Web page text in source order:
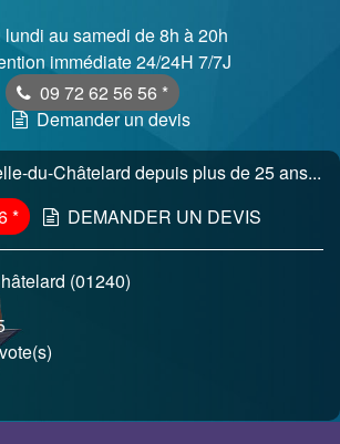
lundi au samedi de 8h à 20h
immédiate 24/24H 7/7J
09 72 62 56 56 *
Demander un devis
du-Châtelard depuis plus de 25 ans...
* DEMANDER UN DEVIS
(01240)